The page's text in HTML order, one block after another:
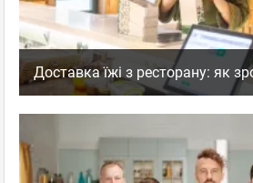
Доставка їжі з ресторану: як